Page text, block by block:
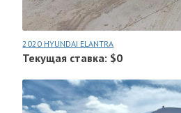
2020 HYUNDAI ELANTRA
Текущая ставка: $0